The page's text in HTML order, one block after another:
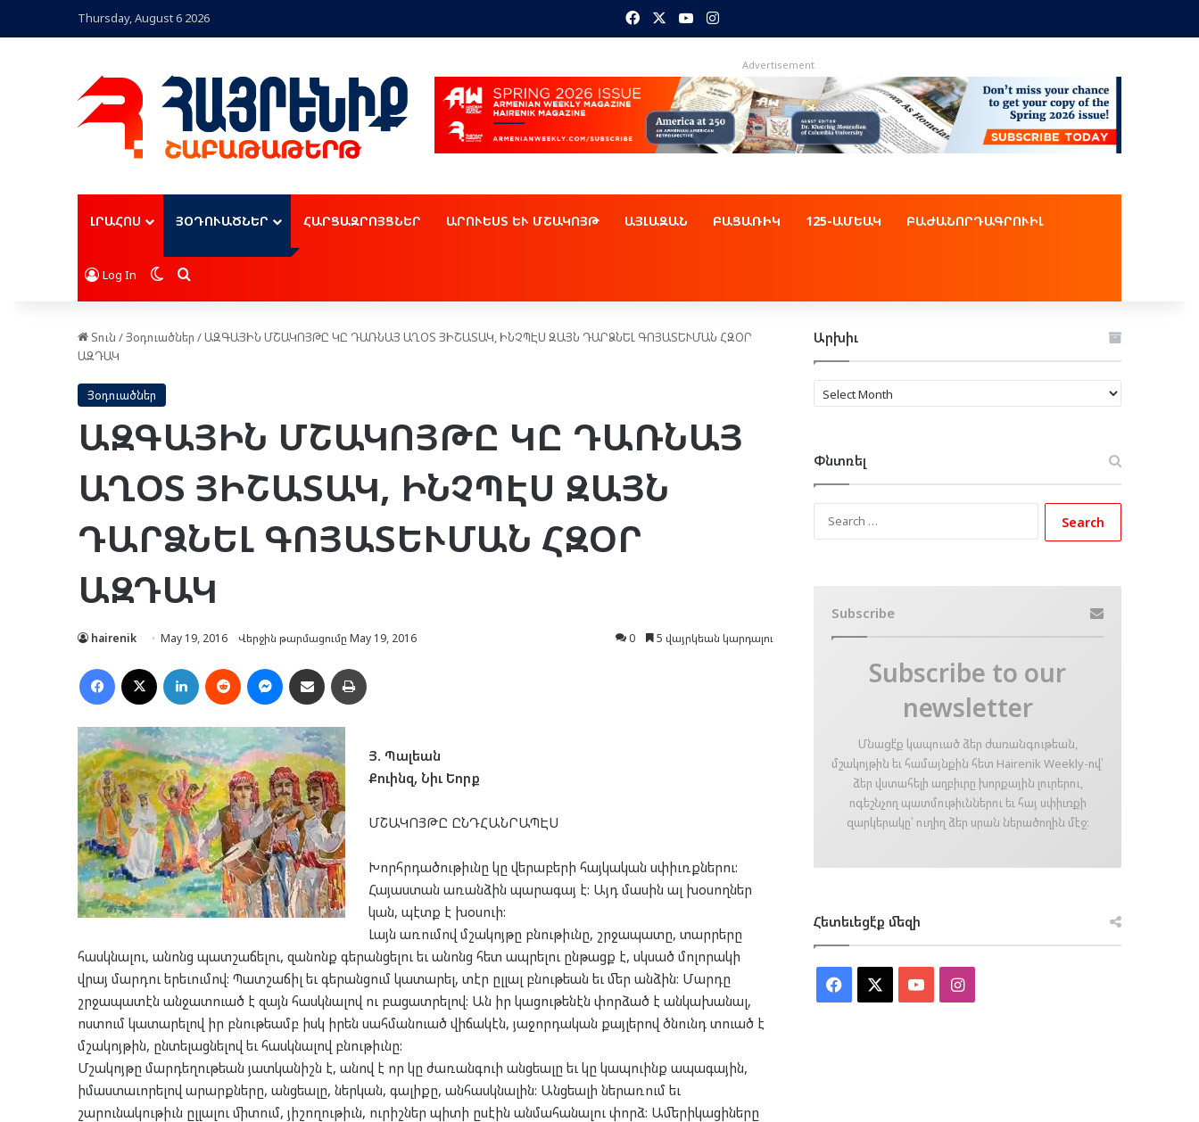
Thursday, August 6 2026 FacebookYouTubeInstagram
Advertisement
ԼՐԱՀՈՍ ՅՕԴՈՒԱԾՆԵՐ ՀԱՐՑԱԶՐՈՅՑՆԵՐ ԱՐՈՒԵՍՏ ԵՒ ՄՇԱԿՈՅԹ ԱՅԼԱԶԱՆ ԲԱՑԱՌԻԿ 125-ԱՄԵԱԿ ԲԱԺԱՆՈՐԴԱԳՐՈՒԻԼ
Log In Switch skin
Որոնել
Տուն /Յօդուածներ /ԱԶԳԱՅԻՆ ՄՇԱԿՈՅԹԸ ԿԸ ԴԱՌՆԱՅ ԱՂՕՏ ՅԻՇԱՏԱԿ, ԻՆՉՊԷՍ ԶԱՅՆ ԴԱՐՁՆԵԼ ԳՈՅԱՏԵՒՄԱՆ ՀԶՕՐ
ԱԶԴԱԿ
Յօդուածներ
ԱԶԳԱՅԻՆ ՄՇԱԿՈՅԹԸ ԿԸ ԴԱՌՆԱՅ
ԱՂՕՏ ՅԻՇԱՏԱԿ, ԻՆՉՊԷՍ ԶԱՅՆ
ԴԱՐՁՆԵԼ ԳՈՅԱՏԵՒՄԱՆ ՀԶՕՐ
ԱԶԴԱԿ
hairenik May 19, 2016 Վերջին թարմացումը May 19, 2016 0 5 վայրկեան կարդալու
Facebook LinkedIn Reddit MessengerՈւղարկել նամակ
Յ. Պալեան
Քուինզ, Նիւ Եորք
ՄՇԱԿՈՅԹԸ ԸՆԴՀԱՆՐԱՊԷՍ
Խորհրդածութիւնը կը վերաբերի հայկական սփիւռքներու:
Հայաստան առանձին պարագայ է: Այդ մասին ալ խօսողներ
կան, պէտք է խօսուի:
Լայն առումով մշակոյթը բնութիւնը, շրջապատը, տարրերը
հասկնալու, անոնց պատշաճելու, զանոնք գերանցելու եւ անոնց հետ ապրելու ընթացք է, սկսած մոլորակի
վրայ մարդու երեւումով: Պատշաճիլ եւ գերանցում կատարել, տէր ըլլալ բնութեան եւ մեր անձին: Մարդը
շրջապատէն անջատուած է զայն հասկնալով ու բացատրելով: Ան իր կացութենէն փորձած է անկախանալ,
ոստում կատարելով իր բնութեամբ իսկ իրեն սահմանուած վիճակէն, յաջորդական քայլերով ծնունդ տուած է
մշակոյթին, ընտելացնելով եւ հասկնալով բնութիւնը:
Մշակոյթը մարդեղութեան յատկանիշն է, անով է որ կը ժառանգուի անցեալը եւ կը կապուինք ապագային,
իմաստաւորելով արարքները, անցեալը, ներկան, գալիքը, անհասկնալին: Անցեալի ներառում եւ
շարունակութիւն ըլլալու միտում, յիշողութիւն, ուրիշներ պիտի ըսէին անմահանալու փորձ: Ամերիկացիները
Արխիւ
Արխիւ
Փնտռել
Subscribe
Subscribe to our
newsletter
Մնացէ՛ք կապուած ձեր ժառանգութեան,
մշակոյթին եւ համայնքին հետ Hairenik Weekly-ով՝
ձեր վստահելի աղբիւրը խորքային լուրերու,
ոգեշնչող պատմութիւններու եւ հայ սփիւռքի
զարկերակը՝ ուղիղ ձեր սրան ներածողին մէջ։
Հետեւեցէ՛ք մեզի
Facebook YouTubeInstagram